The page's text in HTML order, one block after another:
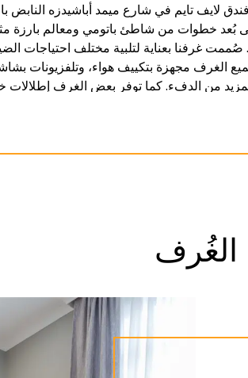
لايف تايم في شارع ميمد أباشيدزه النابض
بُعد خطوات من شاطئ باتومي ومعالم بارزة
صُممت غرفنا بعناية لتلبية مختلف احتياجات
الغرف مجهزة بتكييف هواء، وتلفزيونات
من الدفء. كما توفر بعض الغرف إطلالات
أو طلب المساعدة من مكتب الاستقبال
الغُرف